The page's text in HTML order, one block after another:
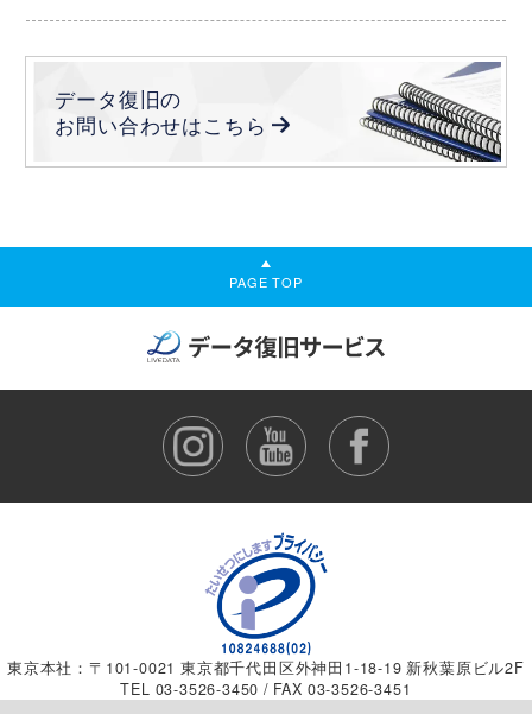
データ復旧の
お問い合わせはこちら
PAGE TOP
東京本社：〒101-0021 東京都千代田区外神田1-18-19 新秋葉原ビル2F
TEL 03-3526-3450 / FAX 03-3526-3451